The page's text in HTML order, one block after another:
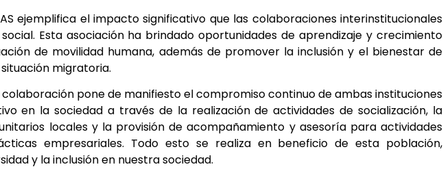
ejemplifica el impacto significativo que las colaboraciones interinstitucionales
Esta asociación ha brindado oportunidades de aprendizaje y crecimiento
de movilidad humana, además de promover la inclusión y el bienestar de
migratoria.
pone de manifiesto el compromiso continuo de ambas instituciones
en la sociedad a través de la realización de actividades de socialización, la
locales y la provisión de acompañamiento y asesoría para actividades
empresariales. Todo esto se realiza en beneficio de esta población,
y la inclusión en nuestra sociedad.